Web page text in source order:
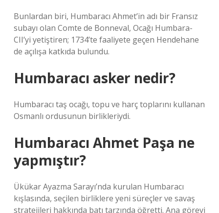
Bunlardan biri, Humbaracı Ahmet’in adı bir Fransız
subayı olan Comte de Bonneval, Ocağı Humbara-
CII’yi yetiştiren; 1734’te faaliyete geçen Hendehane
de açılışa katkıda bulundu.
Humbaracı asker nedir?
Humbaracı taş ocağı, topu ve harç toplarını kullanan
Osmanlı ordusunun birlikleriydi.
Humbaracı Ahmet Paşa ne
yapmıştır?
Ükükar Ayazma Sarayı’nda kurulan Humbaracı
kışlasında, seçilen birliklere yeni süreçler ve savaş
stratejileri hakkında batı tarzında öğretti. Ana görevi